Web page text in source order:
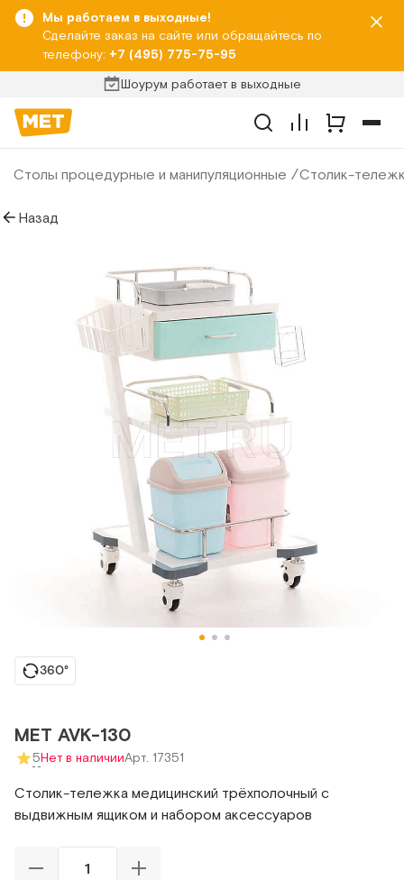
Мы работаем в выходные!
Сделайте заказ на сайте или обращайтесь по
телефону: +7 (495) 775-75-95
Шоурум работает в выходные
Столы процедурные и манипуляционные Столик-
Назад
360°
МЕТ AVK-130
5Нет в наличииАрт. 17351
Столик-тележка медицинский трёхполочный с
выдвижным ящиком и набором аксессуаров